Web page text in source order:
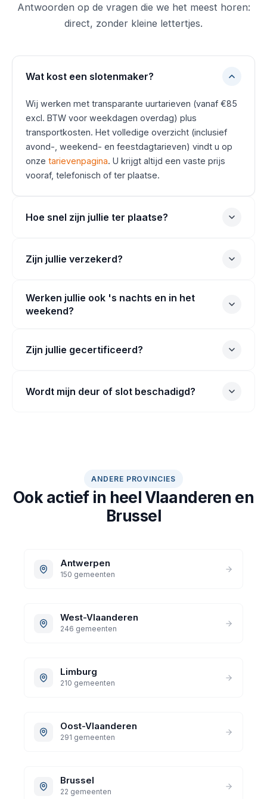
Antwoorden op de vragen die we het meest horen:
direct, zonder kleine lettertjes.
Wat kost een slotenmaker?
Wij werken met transparante uurtarieven (vanaf €85
excl. BTW voor weekdagen overdag) plus
transportkosten. Het volledige overzicht (inclusief
avond-, weekend- en feestdagtarieven) vindt u op
onze tarievenpagina. U krijgt altijd een vaste prijs
vooraf, telefonisch of ter plaatse.
Hoe snel zijn jullie ter plaatse?
Zijn jullie verzekerd?
Werken jullie ook 's nachts en in het
weekend?
Zijn jullie gecertificeerd?
Wordt mijn deur of slot beschadigd?
ANDERE PROVINCIES
Ook actief in heel Vlaanderen en
Brussel
Antwerpen
150 gemeenten
West-Vlaanderen
246 gemeenten
Limburg
210 gemeenten
Oost-Vlaanderen
291 gemeenten
Brussel
22 gemeenten